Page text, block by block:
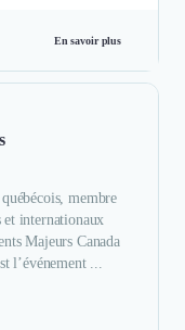
En savoir plus
membre
et internationaux
Majeurs Canada
...